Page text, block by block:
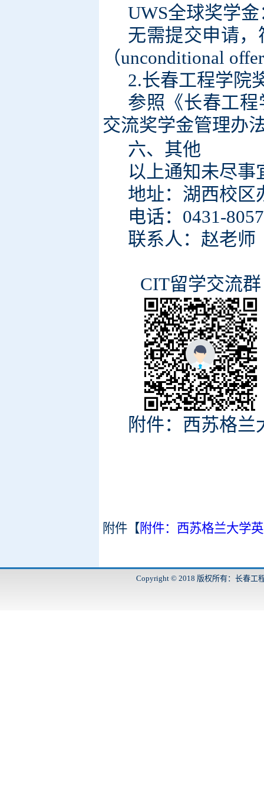
UWS全球奖学
无需提交申请
（unconditional
2.长春工程学院
参照 《长春工
交流奖学金管理办
六、其他
以上通知未尽事
地址：湖西校区
电话：0431-
联系人：赵老师
CIT留学交流
附件：西苏格
附件【 附件：西苏格兰大学
Copyright © 2018 版权所有：长春工